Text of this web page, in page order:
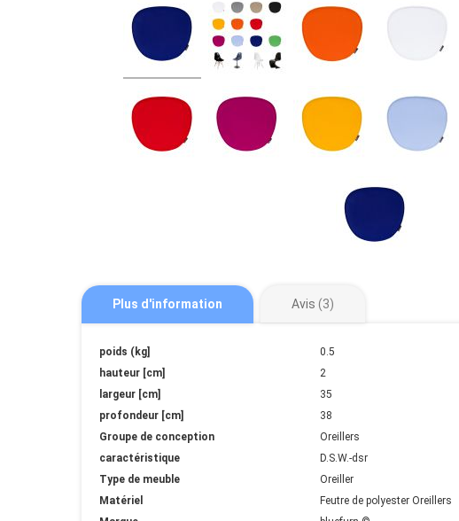
Plus d'information
Plus
d'information
poids (kg]
0.5
hauteur [cm]
2
largeur [cm]
35
profondeur [cm]
38
Groupe de conception
Oreillers
caractéristique
D.S.W.-dsr
Type de meuble
Oreiller
Matériel
Feutre de polyester Oreillers
Avis 3